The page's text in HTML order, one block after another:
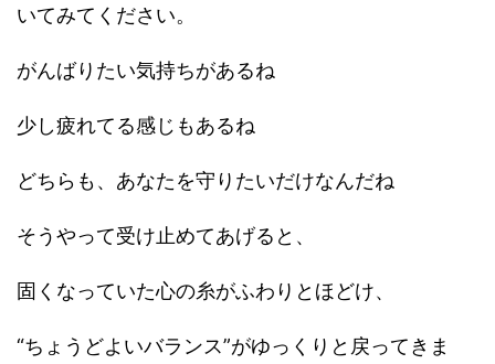
いてみてください。
がんばりたい気持ちがあるね
少し疲れてる感じもあるね
どちらも、あなたを守りたいだけなんだね
そうやって受け止めてあげると、
固くなっていた心の糸がふわりとほどけ、
“ちょうどよいバランス”がゆっくりと戻ってきま